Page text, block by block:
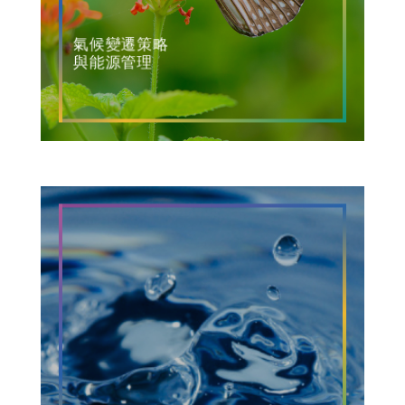
氣候變遷策略
與能源管理